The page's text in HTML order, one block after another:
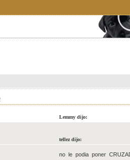
Lemmy dijo:
tellez dijo:
no le podia poner